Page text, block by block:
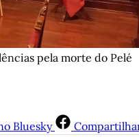
pela morte do Pelé
Bluesky